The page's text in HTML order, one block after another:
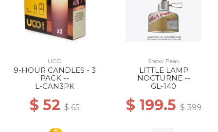
UCO
9-HOUR CANDLES - 3
PACK --
L-CAN3PK
$ 52$ 65
Snow Peak
LITTLE LAMP
NOCTURNE --
GL-140
$ 199.5$ 399